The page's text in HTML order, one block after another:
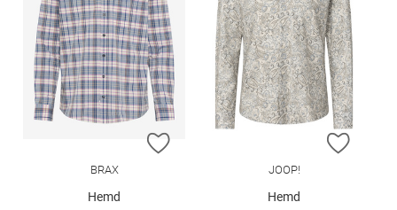
ZUR WUNSCHLISTE HINZUFÜGEN
BRAX
Hemd
ZUR
JOOP!
Hemd